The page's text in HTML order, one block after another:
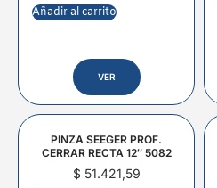
Añadir al carrito
VER
PINZA SEEGER PROF.
CERRAR RECTA 12″ 5082
$51.421,59